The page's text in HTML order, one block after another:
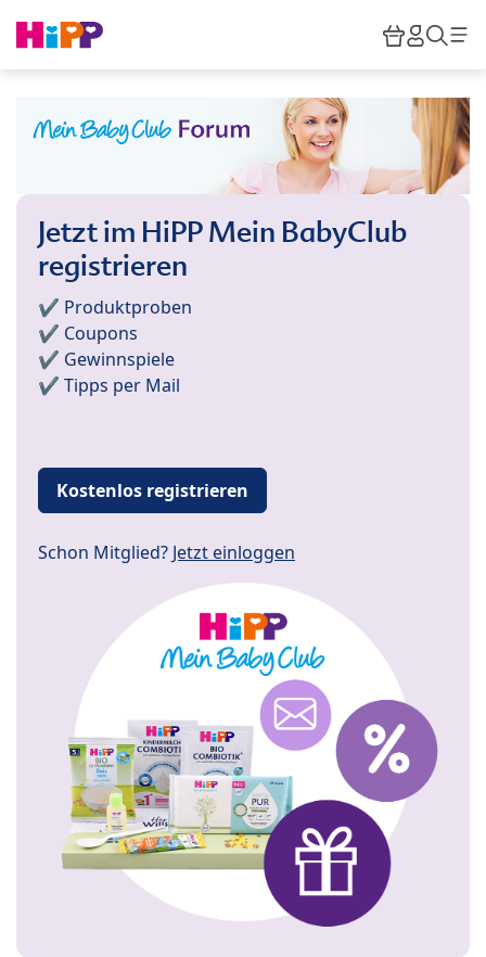
HiPP
Jetzt im HiPP Mein BabyClub
registrieren
✔️ Produktproben
✔️ Coupons
✔️ Gewinnspiele
✔️ Tipps per Mail
Kostenlos registrieren
Schon Mitglied? Jetzt einloggen